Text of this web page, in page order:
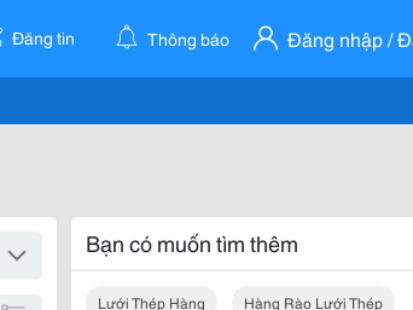
Đăng tin Thông báo Đăng nhập /
Bạn có muốn tìm thêm
Lưới Thép Hàng Hàng Rào Lưới Thép